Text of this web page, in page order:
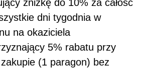
zniżkę do 10% za całość
dni tygodnia w
na okaziciela
5% rabatu przy
(1 paragon) bez